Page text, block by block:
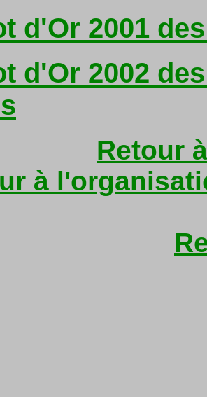
d'Or 2001
d'Or 2002
Retour
à